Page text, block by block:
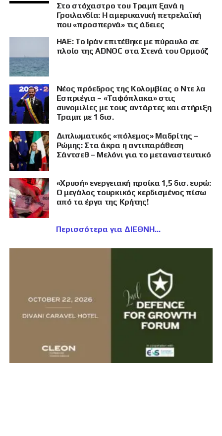
Στο στόχαστρο του Τραμπ ξανά η
Γροιλανδία: Η αμερικανική πετρελαϊκή
που «προσπερνά» τις άδειες
ΗΑΕ: Το Ιράν επιτέθηκε με πύραυλο σε
πλοίο της ADNOC στα Στενά του Ορμούζ
Νέος πρόεδρος της Κολομβίας ο Ντε λα
Εσπριέγια – «Ταφόπλακα» στις
συνομιλίες με τους αντάρτες και στήριξη
Τραμπ με 1 δισ.
Διπλωματικός «πόλεμος» Μαδρίτης –
Ρώμης: Στα άκρα η αντιπαράθεση
Σάντσεθ – Μελόνι για το μεταναστευτικό
«Χρυσή» ενεργειακή προίκα 1,5 δισ. ευρώ:
Ο μεγάλος τουρκικός κερδισμένος πίσω
από τα έργα της Κρήτης!
Περισσότερα για ΔΙΕΘΝΗ